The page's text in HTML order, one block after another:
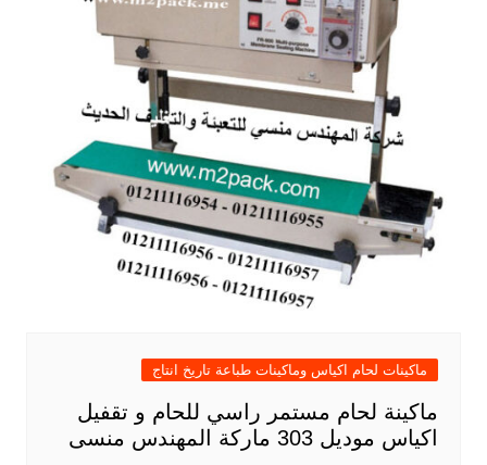
ماكينات لحام اكياس وماكينات طباعة تاريخ انتاج
ماكينة لحام مستمر راسي للحام و تقفيل
اكياس موديل 303 ماركة المهندس منسى